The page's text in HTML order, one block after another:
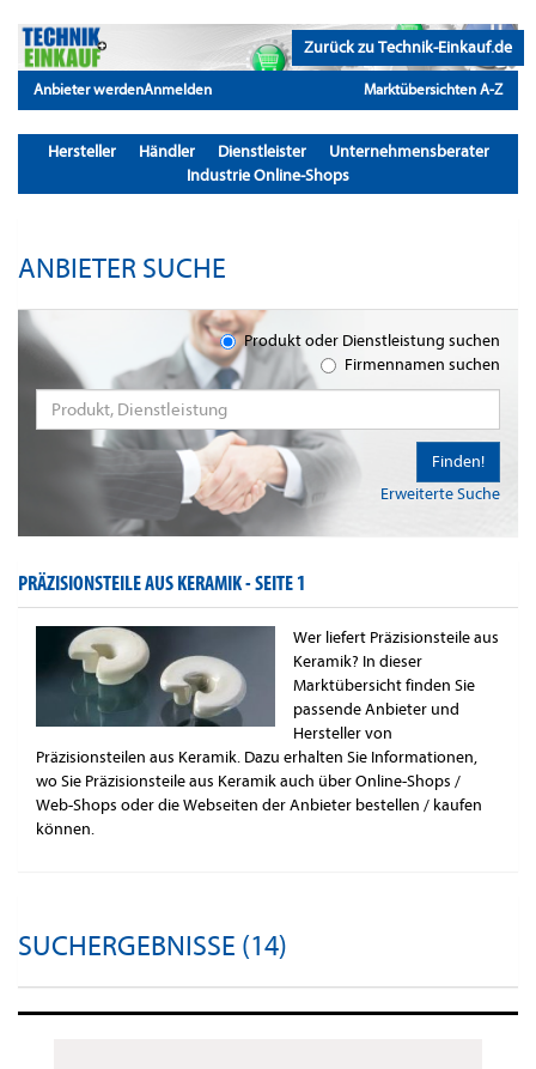
Zurück zu Technik-Einkauf.de
Anbieter werdenAnmelden Marktübersichten A-Z
Hersteller Händler Dienstleister
Unternehmensberater
Industrie Online-Shops
ANBIETER SUCHE
Produkt oder Dienstleistung suchen
Firmennamen suchen
Erweiterte Suche
Finden!
PRÄZISIONSTEILE AUS KERAMIK -SEITE 1
Wer liefert Präzisionsteile aus
Keramik? In dieser
Marktübersicht finden Sie
passende Anbieter und
Hersteller von
Präzisionsteilen aus Keramik. Dazu erhalten Sie Informationen,
wo Sie Präzisionsteile aus Keramik auch über Online-Shops /
Web-Shops oder die Webseiten der Anbieter bestellen / kaufen
können.
SUCHERGEBNISSE (14)